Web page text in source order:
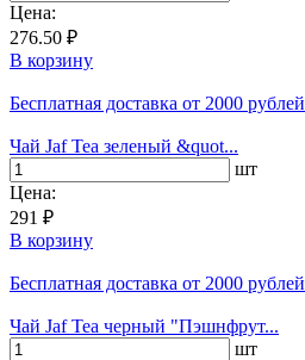
Цена:
276.50 ₽
В корзину
Бесплатная доставка от 2000 рублей
Чай Jaf Tea зеленый &quot...
шт
Цена:
291 ₽
В корзину
Бесплатная доставка от 2000 рублей
Чай Jaf Tea черный "Пэшнфрут...
шт